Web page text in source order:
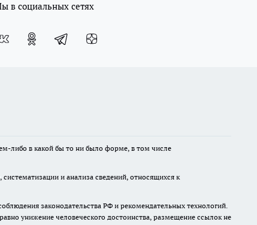
в социальных сетях
либо в какой бы то ни было форме, в том числе
и анализа сведений, относящихся к
законодательства РФ и рекомендательных технологий.
унижение человеческого достоинства, размещение ссылок не